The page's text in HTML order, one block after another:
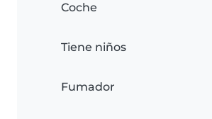
Coche
Tiene niños
Fumador